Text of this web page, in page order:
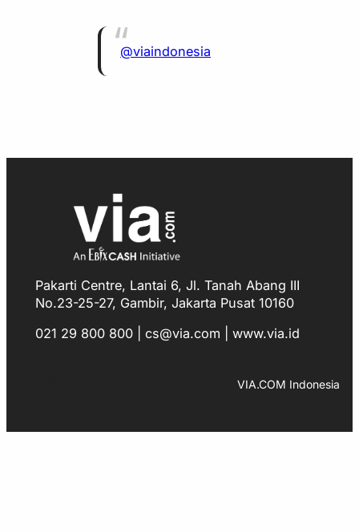
@viaindonesia
Pakarti Centre, Lantai 6, Jl. Tanah Abang III
No.23-25-27, Gambir, Jakarta Pusat 10160
021 29 800 800 | cs@via.com | www.via.id
VIA.COM Indonesia